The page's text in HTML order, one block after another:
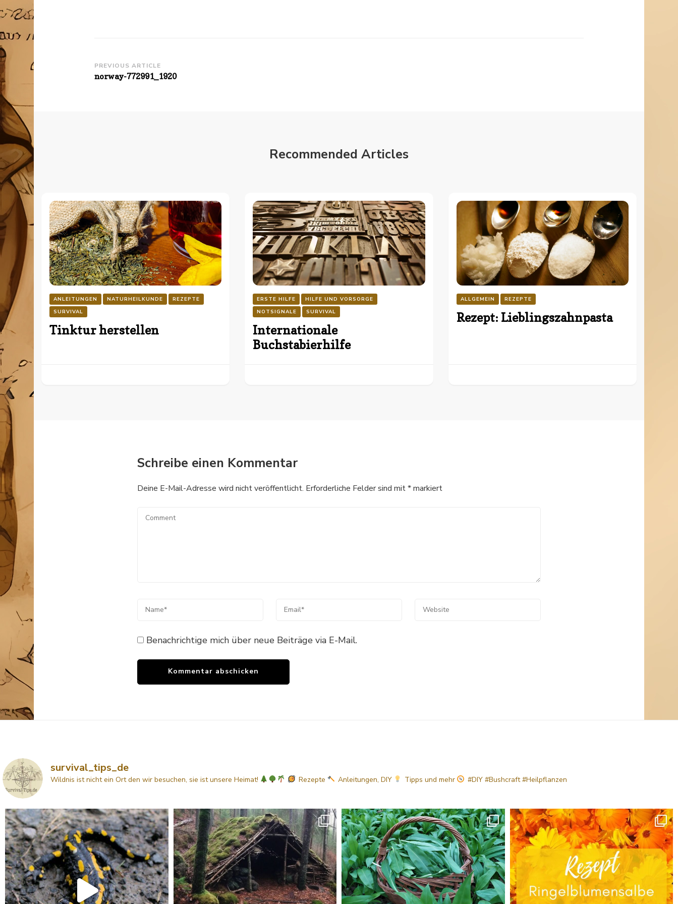
Post
Navigation
PREVIOUS ARTICLE
norway-772991_1920
Recommended Articles
ANLEITUNGEN NATURHEILKUNDE
REZEPTE
SURVIVAL
Tinktur herstellen
ERSTE HILFE
HILFE UND VORSORGE
NOTSIGNALE
SURVIVAL
Internationale
Buchstabierhilfe
ALLGEMEIN REZEPTE
Rezept: Lieblingszahnpasta
Schreibe einen Kommentar
Deine E-Mail-Adresse wird nicht veröffentlicht. Erforderliche Felder sind mit*markiert
Benachrichtige mich über neue Beiträge via E-Mail.
survival_tips_de
Wildnis ist nicht ein Ort den wir besuchen, sie ist unsere Heimat! Rezepte Anleitungen, DIY Tipps und mehr #DIY #Bushcraft #Heilpflanzen